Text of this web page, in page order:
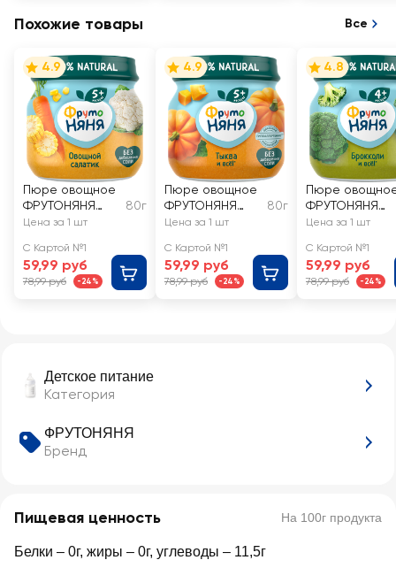
Детское питание
Категория
ФРУТОНЯНЯ
Бренд
Пищевая ценность На 100г продукта
Белки – 0г, жиры – 0г, углеводы – 11,5г
Похожие товары Все
4.9
Пюре овощное
ФРУТОНЯНЯ
Овощной
Цветная
капуста,
кукуруза и
80г
Цена за 1 шт
С Картой №1
59,99 руб
78,99 руб -24%
4.9
Пюре овощное
ФРУТОНЯНЯ
Тыква, с 5
80г
Цена за 1 шт
С Картой №1
59,99 руб
78,99 руб -24%
4.8
Пюре
ФРУТОНЯНЯ
Брокколи, с 4
Цена за 1 шт
С Картой №1
59,99 руб
78,99 руб -24%